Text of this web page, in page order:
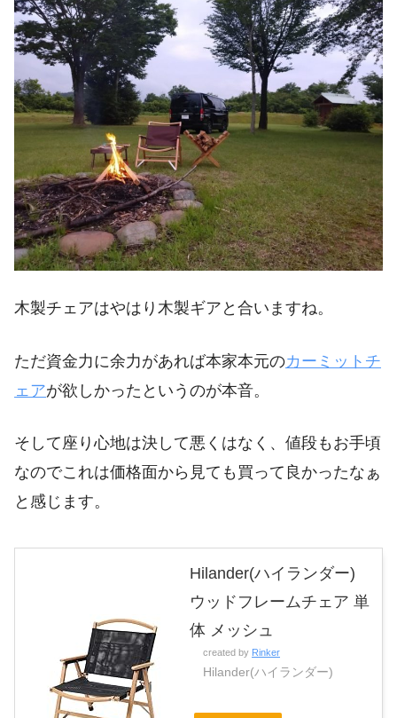
木製チェアはやはり木製ギアと合いますね。
ただ資金力に余力があれば本家本元のカーミットチ
ェアが欲しかったというのが本音。
そして座り心地は決して悪くはなく、値段もお手頃
なのでこれは価格面から見ても買って良かったなぁ
と感じます。
Hilander(ハイランダー)
ウッドフレームチェア 単
体 メッシュ
created by Rinker
Hilander(ハイランダー)